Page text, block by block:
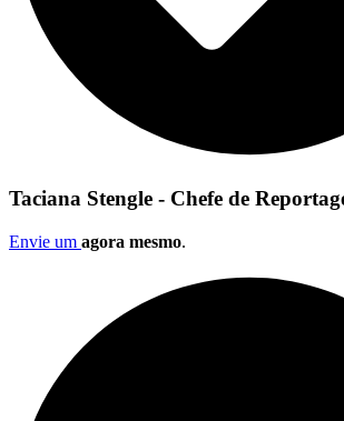
Taciana Stengle - Chefe de
Envie um agora mesmo.